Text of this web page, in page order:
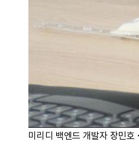
미리디 백엔드 개발자 장민